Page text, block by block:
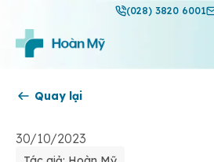
(028) 3820 6001
Quay lại
30/10/2023